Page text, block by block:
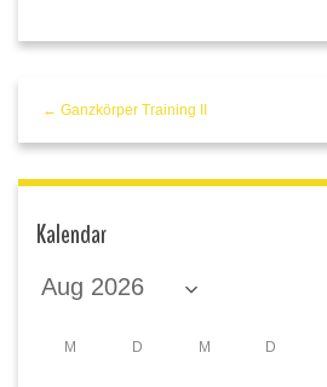
← Ganzkörper Training II
Kalendar
M D M D